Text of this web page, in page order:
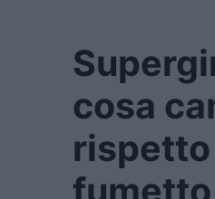
cosa
rispetto